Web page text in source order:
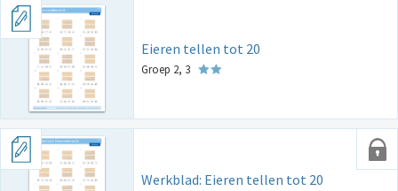
Eieren tellen tot 20
Groep 2, 3
Werkblad: Eieren tellen tot 20